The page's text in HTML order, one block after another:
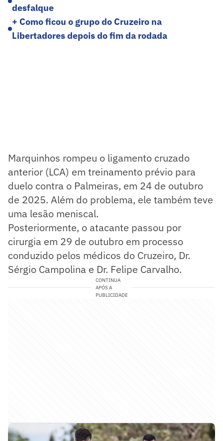
desfalque
+ Como ficou o grupo do Cruzeiro na
Libertadores depois do fim da rodada
Marquinhos rompeu o ligamento cruzado
anterior (LCA) em treinamento prévio para
duelo contra o Palmeiras, em 24 de outubro
de 2025. Além do problema, ele também teve
uma lesão meniscal.
Posteriormente, o atacante passou por
cirurgia em 29 de outubro em processo
conduzido pelos médicos do Cruzeiro, Dr.
Sérgio Campolina e Dr. Felipe Carvalho.
CONTINUA
APÓS A
PUBLICIDADE